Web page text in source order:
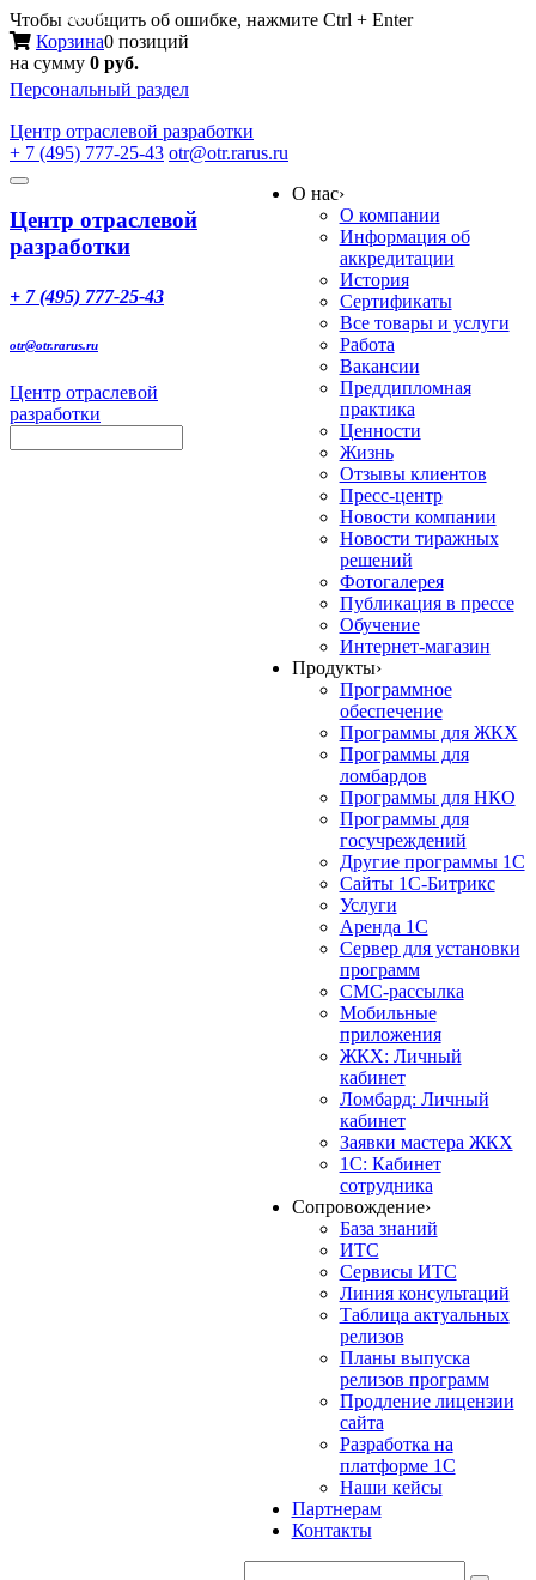
Чтобы сообщить об ошибке, нажмите Ctrl + Enter
Корзина0 позиций
на сумму 0 руб.
Персональный раздел
Центр отраслевой разработки
+ 7 (495) 777-25-43 otr@otr.rarus.ru
Toggle
Меню
Центр отраслевой
разработки
+ 7 (495) 777-25-43
otr@otr.rarus.ru
Центр отраслевой
разработки
О нас›
О компании
Информация об
аккредитации
История
Сертификаты
Все товары и услуги
Работа
Вакансии
Преддипломная
практика
Ценности
Жизнь
Отзывы клиентов
Пресс-центр
Новости компании
Новости тиражных
решений
Фотогалерея
Публикация в прессе
Обучение
Интернет-магазин
Продукты›
Программное
обеспечение
Программы для ЖКХ
Программы для
ломбардов
Программы для НКО
Программы для
госучреждений
Другие программы 1С
Сайты 1С-Битрикс
Услуги
Аренда 1С
Сервер для установки
программ
СМС-рассылка
Мобильные
приложения
ЖКХ: Личный
кабинет
Ломбард: Личный
кабинет
Заявки мастера ЖКХ
1С: Кабинет
сотрудника
Сопровождение›
База знаний
ИТС
Сервисы ИТС
Линия консультаций
Таблица актуальных
релизов
Планы выпуска
релизов программ
Продление лицензии
сайта
Разработка на
платформе 1С
Наши кейсы
Партнерам
Контакты